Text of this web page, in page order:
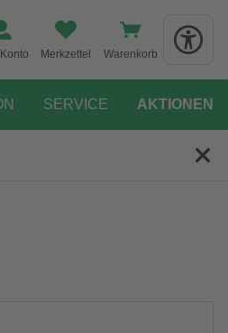
Merkzettel Warenkorb
SERVICE AKTIONEN